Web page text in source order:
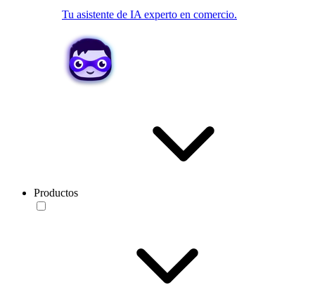
Tu asistente de IA experto en comercio.
Productos